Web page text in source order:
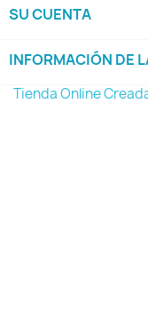
SU CUENTA
INFORMACIÓN DE
Tienda Online